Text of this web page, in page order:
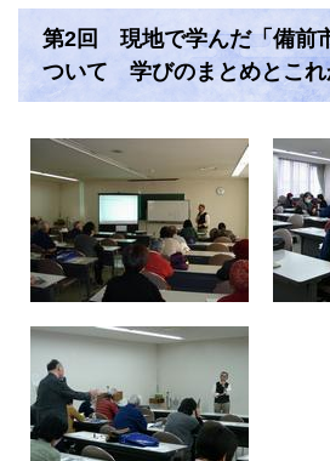
第2回 現地で学んだ「備前
ついて 学びのまとめとこれ